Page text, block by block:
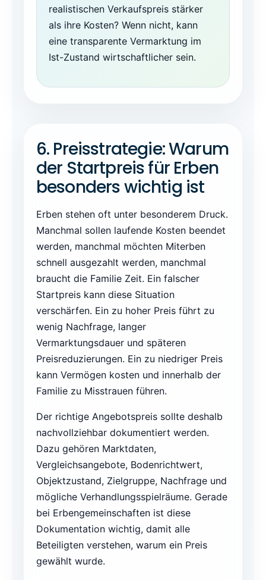
realistischen Verkaufspreis stärker
als ihre Kosten? Wenn nicht, kann
eine transparente Vermarktung im
Ist-Zustand wirtschaftlicher sein.
6. Preisstrategie: Warum
der Startpreis für Erben
besonders wichtig ist
Erben stehen oft unter besonderem Druck.
Manchmal sollen laufende Kosten beendet
werden, manchmal möchten Miterben
schnell ausgezahlt werden, manchmal
braucht die Familie Zeit. Ein falscher
Startpreis kann diese Situation
verschärfen. Ein zu hoher Preis führt zu
wenig Nachfrage, langer
Vermarktungsdauer und späteren
Preisreduzierungen. Ein zu niedriger Preis
kann Vermögen kosten und innerhalb der
Familie zu Misstrauen führen.
Der richtige Angebotspreis sollte deshalb
nachvollziehbar dokumentiert werden.
Dazu gehören Marktdaten,
Vergleichsangebote, Bodenrichtwert,
Objektzustand, Zielgruppe, Nachfrage und
mögliche Verhandlungsspielräume. Gerade
bei Erbengemeinschaften ist diese
Dokumentation wichtig, damit alle
Beteiligten verstehen, warum ein Preis
gewählt wurde.